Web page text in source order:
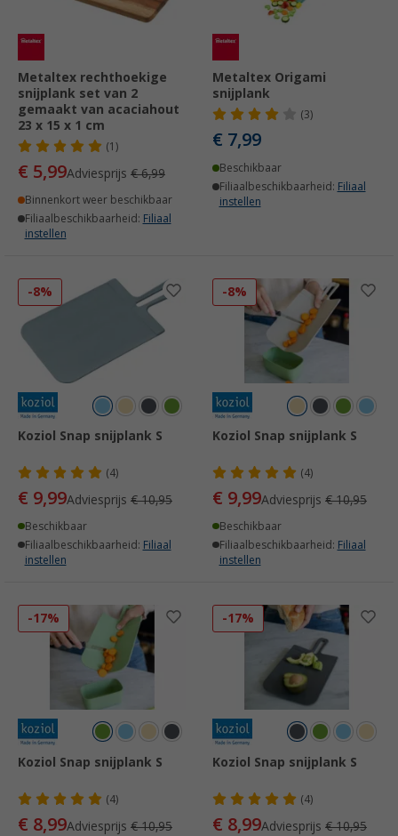
Metaltex rechthoekige
snijplank set van 2
gemaakt van acaciahout
23 x 15 x 1 cm
(1)
€ 5,99Adviesprijs € 6,99
Binnenkort weer beschikbaar
Filiaalbeschikbaarheid: Filiaal
instellen
Metaltex Origami
snijplank
(3)
€ 7,99
Beschikbaar
Filiaalbeschikbaarheid: Filiaal
instellen
-8%
Koziol Snap snijplank S
(4)
€ 9,99Adviesprijs € 10,95
Beschikbaar
Filiaalbeschikbaarheid: Filiaal
instellen
-8%
Koziol Snap snijplank S
(4)
€ 9,99Adviesprijs € 10,95
Beschikbaar
Filiaalbeschikbaarheid: Filiaal
instellen
-17%
Koziol Snap snijplank S
(4)
€ 8,99Adviesprijs € 10,95
-17%
Koziol Snap snijplank S
(4)
€ 8,99Adviesprijs € 10,95